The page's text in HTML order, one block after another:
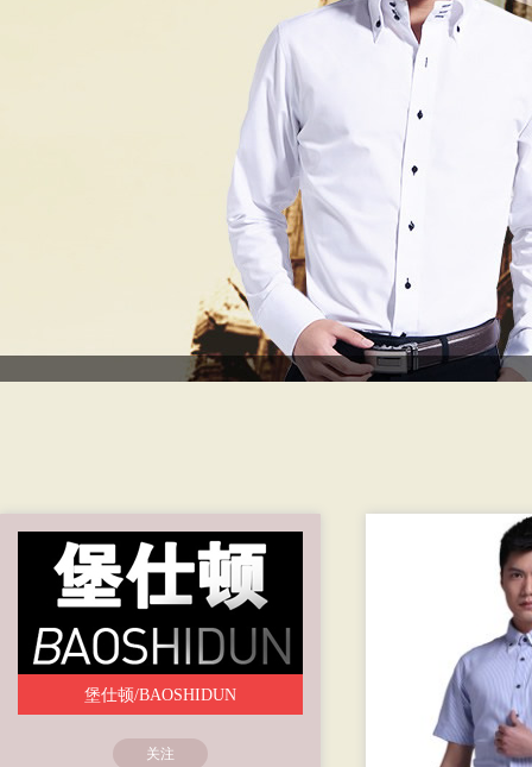
堡仕顿/BAOSHIDUN
关注